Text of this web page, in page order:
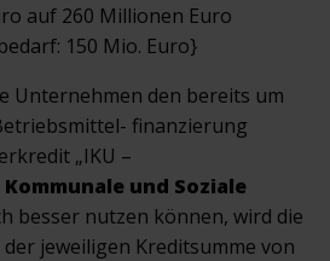
auf 260 Millionen Euro
150 Mio. Euro}
Unternehmen den bereits um
finanzierung
„IKU –
und Soziale
besser nutzen können, wird die
jeweiligen Kreditsumme von